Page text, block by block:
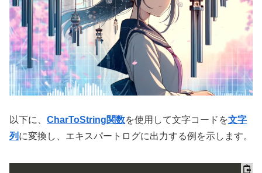
以下に、 CharToString関数を使用して文字コードを文字
列 に変換し、エキスパートログに出力する例を示します。